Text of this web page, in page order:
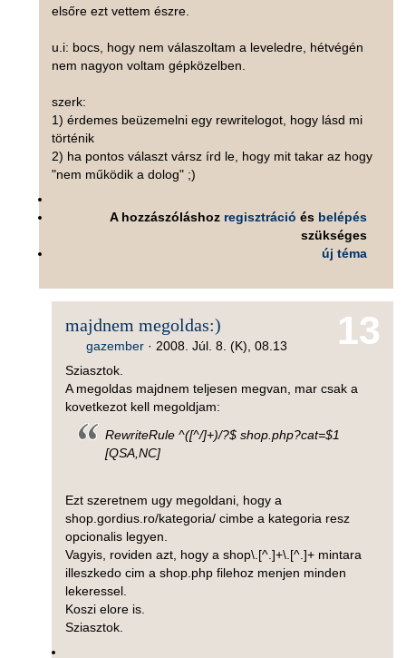
elsőre ezt vettem észre.
u.i: bocs, hogy nem válaszoltam a leveledre, hétvégén
nem nagyon voltam gépközelben.
szerk:
1) érdemes beüzemelni egy rewritelogot, hogy lásd mi
történik
2) ha pontos választ vársz írd le, hogy mit takar az hogy
"nem működik a dolog" ;)
A hozzászóláshoz regisztráció és belépés
szükséges
új téma
13
majdnem megoldas:)
gazember · 2008. Júl. 8. (K), 08.13
Sziasztok.
A megoldas majdnem teljesen megvan, mar csak a
kovetkezot kell megoldjam:
RewriteRule ^([^/]+)/?$ shop.php?cat=$1
[QSA,NC]
Ezt szeretnem ugy megoldani, hogy a
shop.gordius.ro/kategoria/ cimbe a kategoria resz
opcionalis legyen.
Vagyis, roviden azt, hogy a shop\.[^.]+\.[^.]+ mintara
illeszkedo cim a shop.php filehoz menjen minden
lekeressel.
Koszi elore is.
Sziasztok.